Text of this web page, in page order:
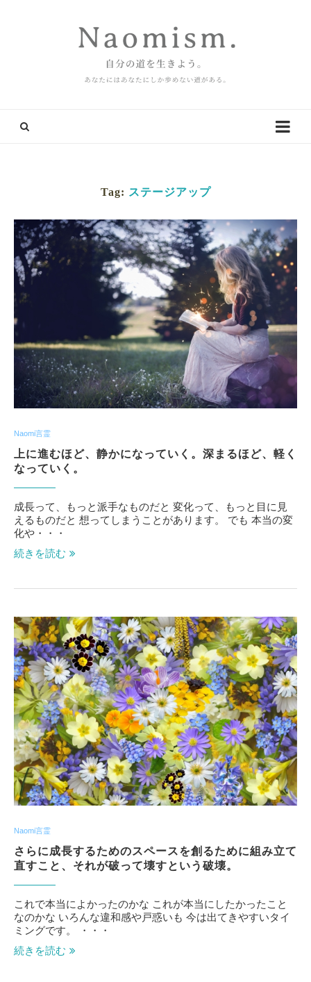
Tag: ステージアップ
Naomi言霊
上に進むほど、静かになっていく。深まるほど、軽く
なっていく。
成長って、もっと派手なものだと 変化って、もっと目に見
えるものだと 想ってしまうことがあります。 でも 本当の変
化や・・・
続きを読む
Naomi言霊
さらに成長するためのスペースを創るために組み立て
直すこと、それが破って壊すという破壊。
これで本当によかったのかな これが本当にしたかったこと
なのかな いろんな違和感や戸惑いも 今は出てきやすいタイ
ミングです。 ・・・
続きを読む